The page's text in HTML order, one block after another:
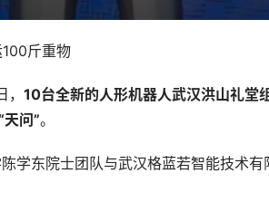
斤重物
10台全新的人形机器人武汉洪山礼堂
天问”。
学东院士团队与武汉格蓝若智能技术